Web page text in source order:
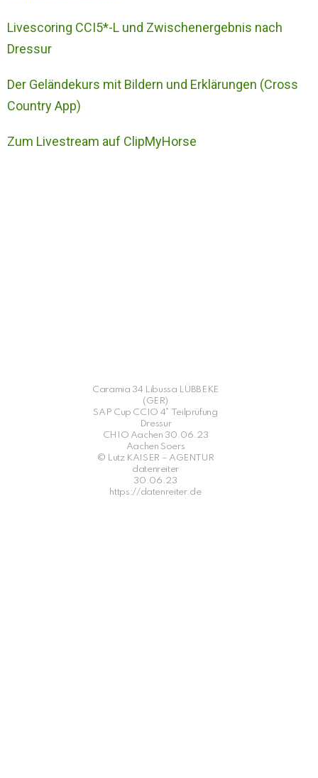
Livescoring CCI5*-L und Zwischenergebnis nach
Dressur
Der Geländekurs mit Bildern und Erklärungen (Cross
Country App)
Zum Livestream auf ClipMyHorse
Caramia 34 Libussa LÜBBEKE
(GER)
SAP Cup CCIO 4* Teilprüfung
Dressur
CHIO Aachen 30.06.23
Aachen Soers
© Lutz KAISER – AGENTUR
datenreiter
30.06.23
https://datenreiter.de